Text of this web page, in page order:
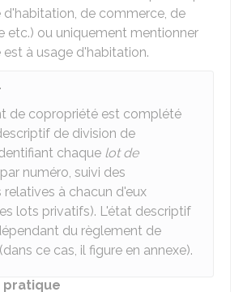
d'habitation, de commerce, de
etc.) ou uniquement mentionner
à usage d'habitation.
de copropriété est complété
de division de
chaque lot de
numéro, suivi des
à chacun d'eux
lots privatifs). L'état descriptif
du règlement de
ce cas, il figure en annexe).
pratique